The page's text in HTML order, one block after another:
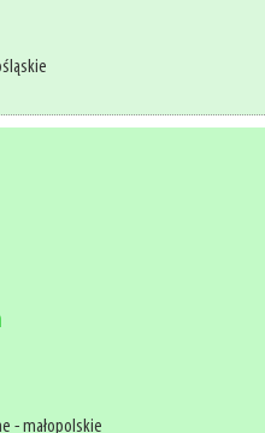
- małopolskie